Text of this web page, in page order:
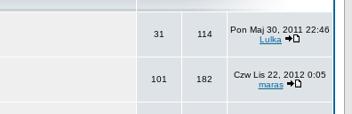
31 114
Pon Maj 30, 2011 22:46
Lulka
101 182
Czw Lis 22, 2012 0:05
maras